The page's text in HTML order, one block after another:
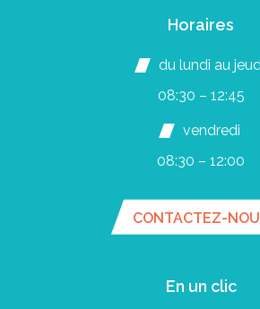
Horaires
du lundi au
08:30 – 12:45
vendredi
08:30 – 12:00
CONTACTEZ-
En un clic